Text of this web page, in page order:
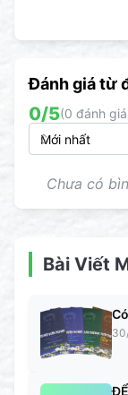
Đánh giá từ
0/5(0 đánh
Chưa có
Bài Viết